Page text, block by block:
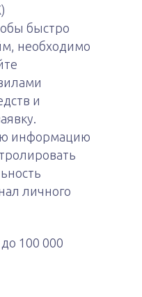
быстро
необходимо
и
информацию
личного
100 000